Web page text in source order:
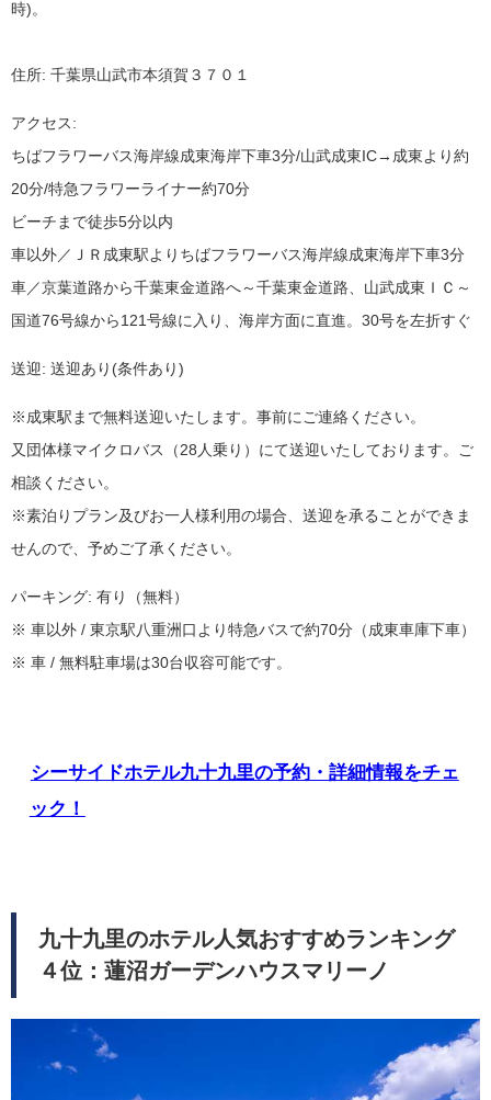
時)。
住所: 千葉県山武市本須賀３７０１
アクセス:
ちばフラワーバス海岸線成東海岸下車3分/山武成東IC→成東より約
20分/特急フラワーライナー約70分
ビーチまで徒歩5分以内
車以外／ＪＲ成東駅よりちばフラワーバス海岸線成東海岸下車3分
車／京葉道路から千葉東金道路へ～千葉東金道路、山武成東ＩＣ～
国道76号線から121号線に入り、海岸方面に直進。30号を左折すぐ
送迎: 送迎あり(条件あり)
※成東駅まで無料送迎いたします。事前にご連絡ください。
又団体様マイクロバス（28人乗り）にて送迎いたしております。ご
相談ください。
※素泊りプラン及びお一人様利用の場合、送迎を承ることができま
せんので、予めご了承ください。
パーキング: 有り（無料）
※ 車以外 / 東京駅八重洲口より特急バスで約70分（成東車庫下車）
※ 車 / 無料駐車場は30台収容可能です。
シーサイドホテル九十九里の予約・詳細情報をチェ
ック！
九十九里のホテル人気おすすめランキング
４位：蓮沼ガーデンハウスマリーノ